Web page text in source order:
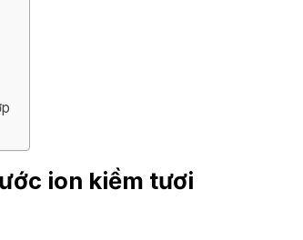
ion kiềm tươi